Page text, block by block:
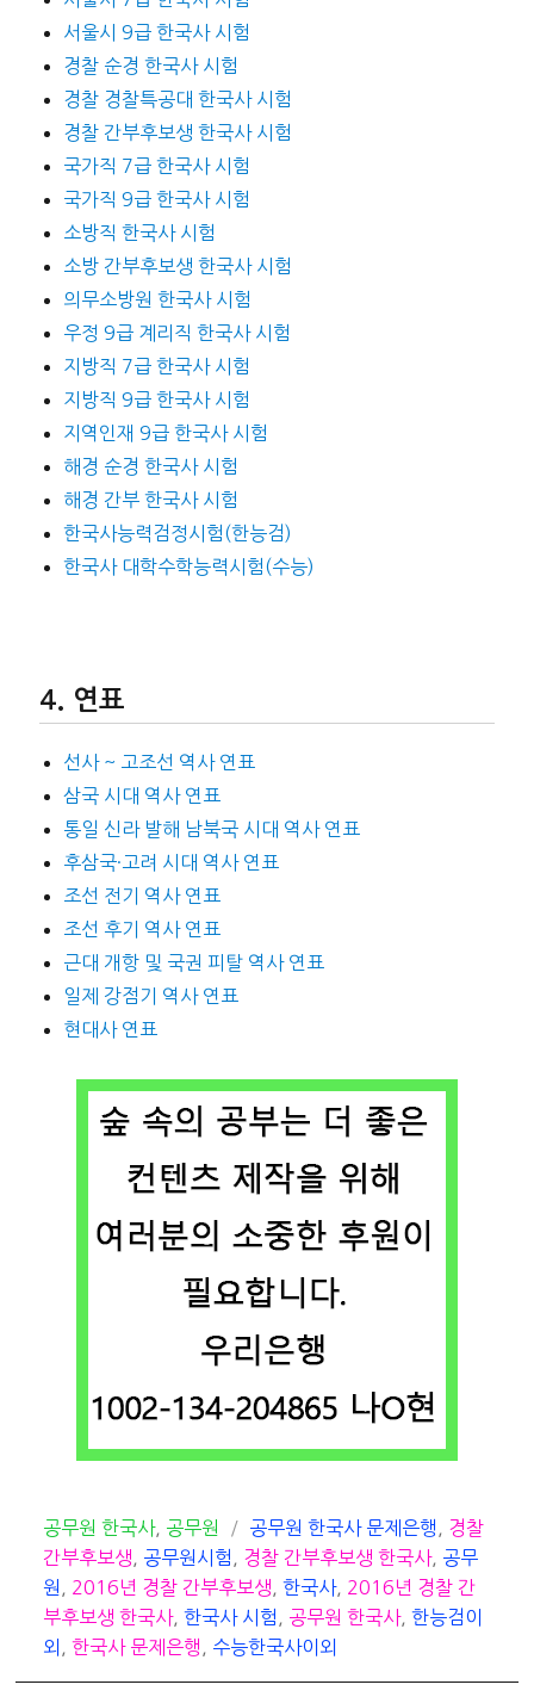
서울시 9급 한국사 시험
경찰 순경 한국사 시험
경찰 경찰특공대 한국사 시험
경찰 간부후보생 한국사 시험
국가직 7급 한국사 시험
국가직 9급 한국사 시험
소방직 한국사 시험
소방 간부후보생 한국사 시험
의무소방원 한국사 시험
우정 9급 계리직 한국사 시험
지방직 7급 한국사 시험
지방직 9급 한국사 시험
지역인재 9급 한국사 시험
해경 순경 한국사 시험
해경 간부 한국사 시험
한국사능력검정시험(한능검)
한국사 대학수학능력시험(수능)
연표
선사 ~ 고조선 역사 연표
삼국 시대 역사 연표
통일 신라 발해 남북국 시대 역사 연표
후삼국·고려 시대 역사 연표
조선 전기 역사 연표
조선 후기 역사 연표
근대 개항 및 국권 피탈 역사 연표
일제 강점기 역사 연표
현대사 연표
카
테
고
리
공무원 한국사, 공무원
태
그
공무원 한국사 문제은행
경찰
간부후보생
공무원시험 경찰 간부후보생 한국사, 공무
원
2016년 경찰 간부후보생 ,한국사, 2016년 경찰 간
부후보생 한국사,한국사 시험 공무원 한국사,한능검이
외
,한국사 문제은행 수능한국사이외